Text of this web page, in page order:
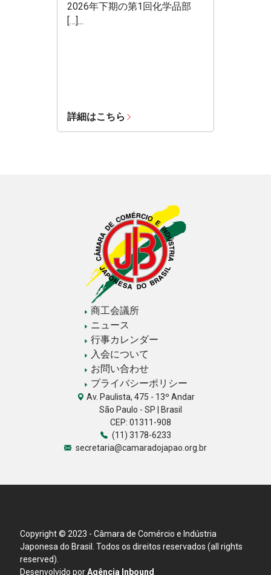
2026年下期の第1回化学品部
[…]...
詳細はこちら
商工会議所
ニュース
行事カレンダー
入会について
お問い合わせ
プライバシーポリシー
Av. Paulista, 475 - 13º Andar
São Paulo - SP | Brasil
CEP: 01311-908
(11) 3178-6233
secretaria@camaradojapao.org.br
Copyright © 2023 - Câmara de Comércio e Indústria
Japonesa do Brasil. Todos os direitos reservados (all rights
reserved).
Desenvolvido porAgência Inbound